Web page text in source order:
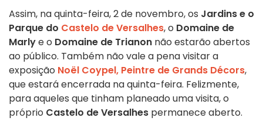
Assim, na quinta-feira, 2 de novembro, os Jardins e o
Parque do Castelo de Versalhes, o Domaine de
Marlye o Domaine de Trianon não estarão abertos
ao público. Também não vale a pena visitar a
exposição Noël Coypel, Peintre de Grands Décors,
que estará encerrada na quinta-feira. Felizmente,
para aqueles que tinham planeado uma visita, o
próprio Castelo de Versalhes permanece aberto.